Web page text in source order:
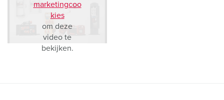
marketingcoo
kies
om deze
video te
bekijken.